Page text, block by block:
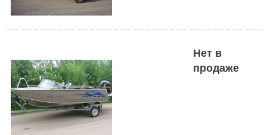
Нет в
продаже